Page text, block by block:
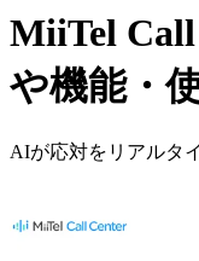
MiiTel
や機能・
AIが応対をリアルタ